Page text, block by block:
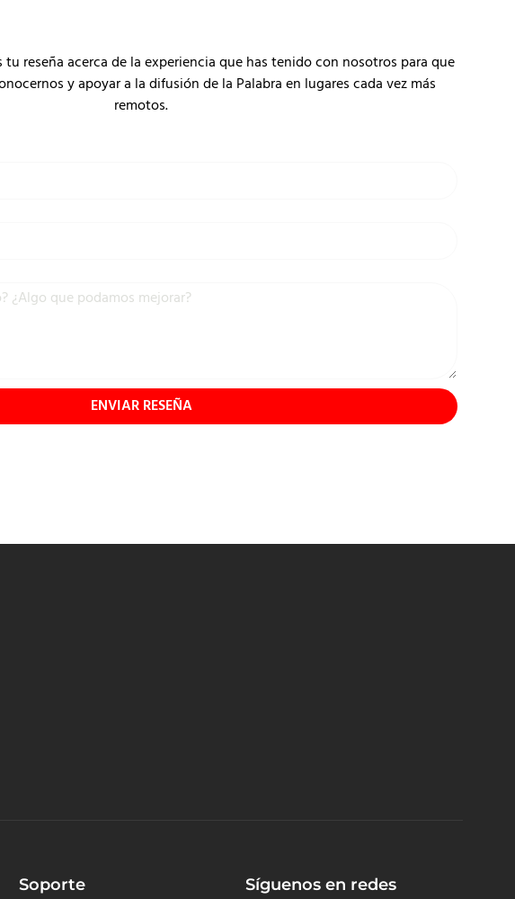
reseña acerca de la experiencia que has tenido con nosotros para que
y apoyar a la difusión de la Palabra en lugares cada vez más
remotos.
ENVIAR RESEÑA
Soporte Síguenos en redes